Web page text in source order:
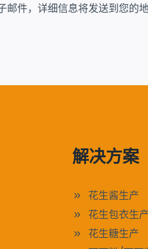
邮件，详细信息将发送到您的地
解决方案
花生酱生产
花生包衣生
花生糖生产